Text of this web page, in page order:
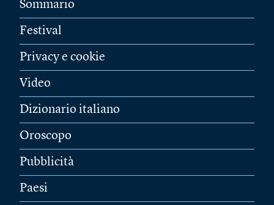
Sommario
Festival
Privacy e cookie
Video
Dizionario italiano
Oroscopo
Pubblicità
Paesi